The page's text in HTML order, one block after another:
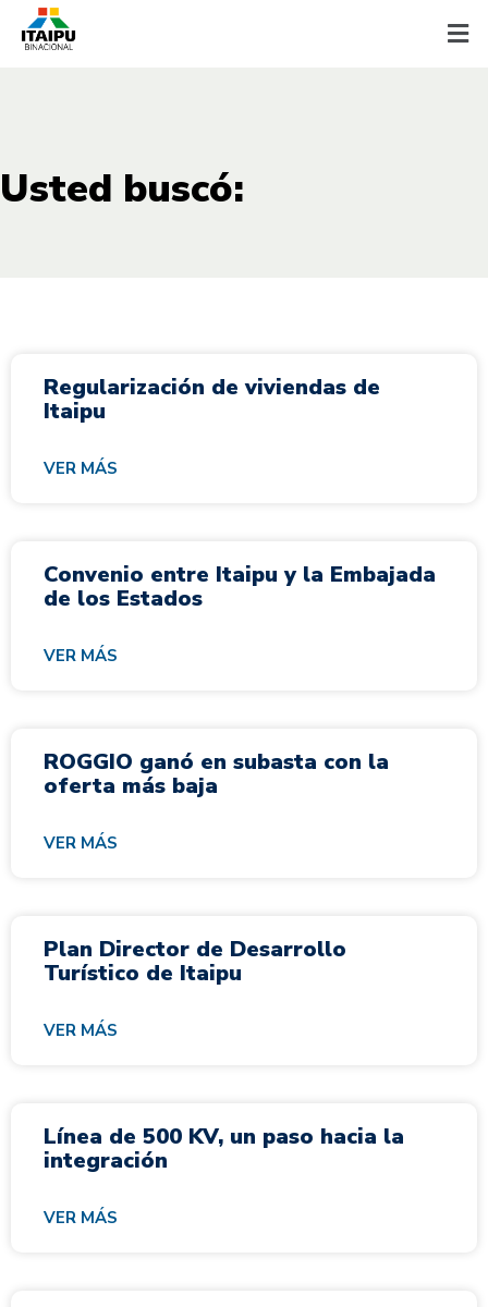
Usted buscó:
Regularización de viviendas de
Itaipu
VER MÁS
Convenio entre Itaipu y la Embajada
de los Estados
VER MÁS
ROGGIO ganó en subasta con la
oferta más baja
VER MÁS
Plan Director de Desarrollo
Turístico de Itaipu
VER MÁS
Línea de 500 KV, un paso hacia la
integración
VER MÁS